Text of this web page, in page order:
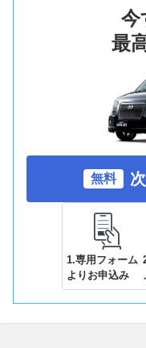
今
最
無料
1.専用フォーム
よりお申込み